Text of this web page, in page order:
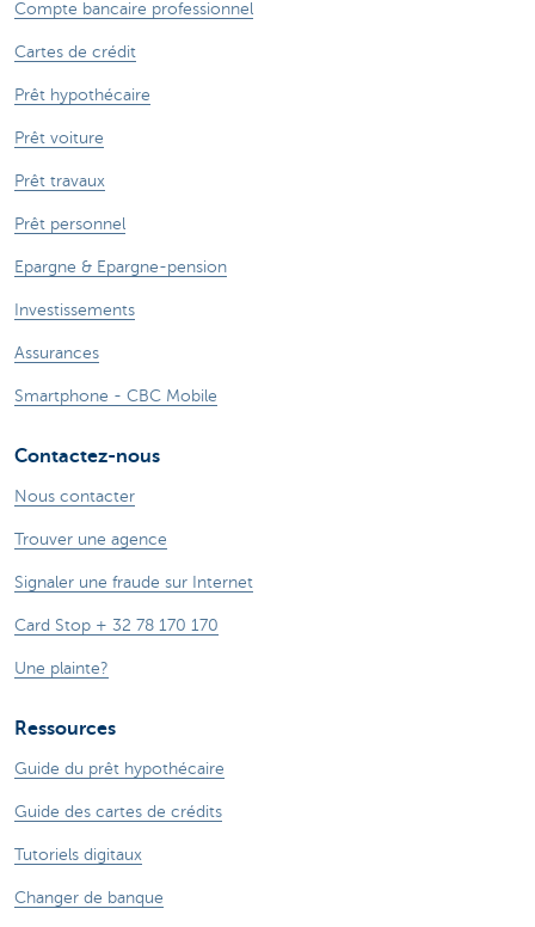
Compte bancaire professionnel
Cartes de crédit
Prêt hypothécaire
Prêt voiture
Prêt travaux
Prêt personnel
Epargne & Epargne-pension
Investissements
Assurances
Smartphone - CBC Mobile
Contactez-nous
Nous contacter
Trouver une agence
Signaler une fraude sur Internet
Card Stop + 32 78 170 170
Une plainte?
Ressources
Guide du prêt hypothécaire
Guide des cartes de crédits
Tutoriels digitaux
Changer de banque